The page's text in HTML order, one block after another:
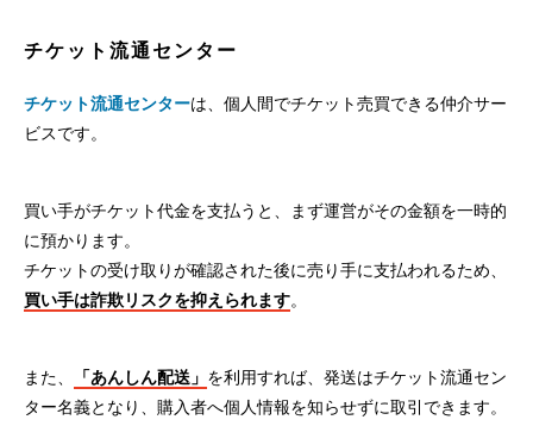
チケット流通センター
チケット流通センターは、個人間でチケット売買できる仲介サー
ビスです。
買い手がチケット代金を支払うと、まず運営がその金額を一時的
に預かります。
チケットの受け取りが確認された後に売り手に支払われるため、
買い手は詐欺リスクを抑えられます。
また、 「あんしん配送」 を利用すれば、発送はチケット流通セン
ター名義となり、購入者へ個人情報を知らせずに取引できます。